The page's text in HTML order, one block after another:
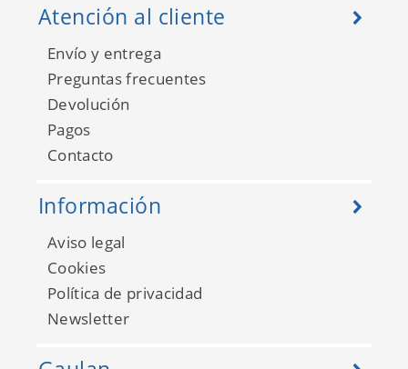
The Best Seller 2020
Atención al cliente
Envío y entrega
Preguntas frecuentes
Devolución
Pagos
Contacto
Información
Aviso legal
Cookies
Política de privacidad
Newsletter